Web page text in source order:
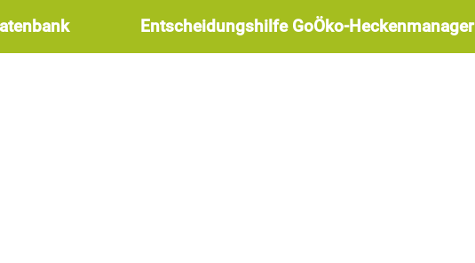
Entscheidungshilfe GoÖko-Heckenmanager